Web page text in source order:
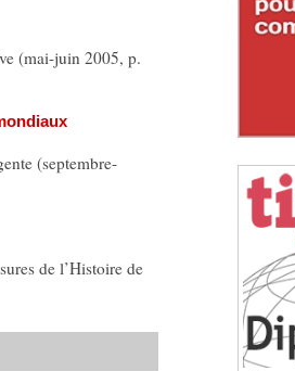
(mai-juin 2005, p.
(septembre-
de l’Histoire de